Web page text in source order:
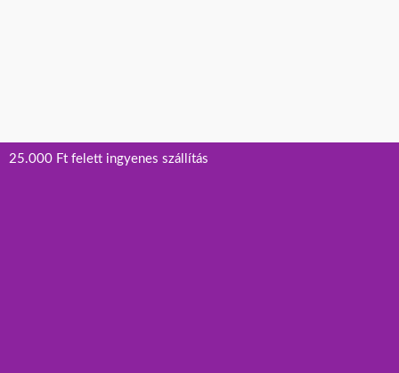
25.000 Ft felett ingyenes szállítás